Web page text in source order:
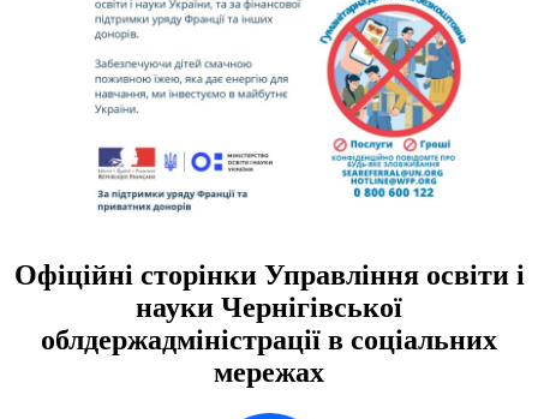
Офіційні сторінки Управління освіти і
науки Чернігівської
облдержадміністрації в соціальних
мережах